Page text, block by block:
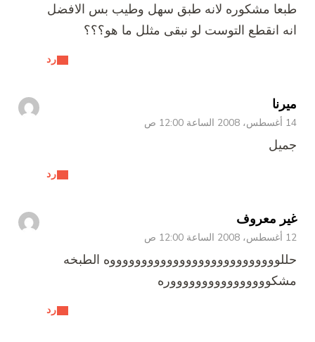
رد
طبعا مشكوره لانه طبق سهل وطيب بس الافضل
انه انقطع التوست لو نبقى مثلل ما هو؟؟؟
ميرنا
14 أغسطس، 2008 الساعة 12:00 ص
رد
جميل
غير معروف
12 أغسطس، 2008 الساعة 12:00 ص
رد
حللوووووووووووووووووووووووووووه الطبخه
مشكووووووووووووووووره